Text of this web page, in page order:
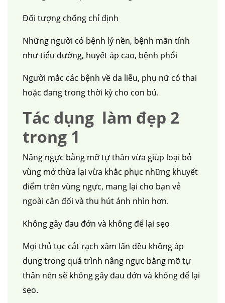
Đối tượng chống chỉ định
Những người có bệnh lý nền, bệnh mãn tính
như tiểu đường, huyết áp cao, bệnh phổi
Người mắc các bệnh về da liễu, phụ nữ có thai
hoặc đang trong thời kỳ cho con bú.
Tác dụng làm đẹp 2
trong 1
Nâng ngực bằng mỡ tự thân vừa giúp loại bỏ
vùng mở thừa lại vừa khắc phục những khuyết
điểm trên vùng ngực, mang lại cho bạn vẻ
ngoài cân đối và thu hút ánh nhìn hơn.
Không gây đau đớn và không để lại sẹo
Mọi thủ tục cắt rạch xâm lấn đều không áp
dụng trong quá trình nâng ngực bằng mỡ tự
thân nên sẽ không gây đau đớn và không để lại
sẹo.